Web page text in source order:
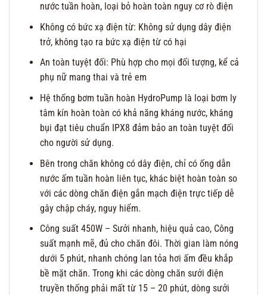
nước tuần hoàn, loại bỏ hoàn toàn nguy cơ rò điện
Không có bức xạ điện từ: Không sử dụng dây điện
trở, không tạo ra bức xạ điện từ có hại
An toàn tuyệt đối: Phù hợp cho mọi đối tượng, kể cả
phụ nữ mang thai và trẻ em
Hệ thống bơm tuần hoàn HydroPump là loại bơm ly
tâm kín hoàn toàn có khả năng kháng nước, kháng
bụi đạt tiêu chuẩn IPX8 đảm bảo an toàn tuyệt đối
cho người sử dụng.
Bên trong chăn không có dây điện, chỉ có ống dẫn
nước ấm tuần hoàn liên tục, khác biệt hoàn toàn so
với các dòng chăn điện gắn mạch điện trực tiếp dễ
gây chập cháy, nguy hiểm.
Công suất 450W – Sưởi nhanh, hiệu quả cao, Công
suất mạnh mẽ, đủ cho chăn đôi. Thời gian làm nóng
dưới 5 phút, nhanh chóng lan tỏa hơi ấm đều khắp
bề mặt chăn. Trong khi các dòng chăn sưởi điện
truyền thống phải mất từ 15 – 20 phút, dòng sưởi